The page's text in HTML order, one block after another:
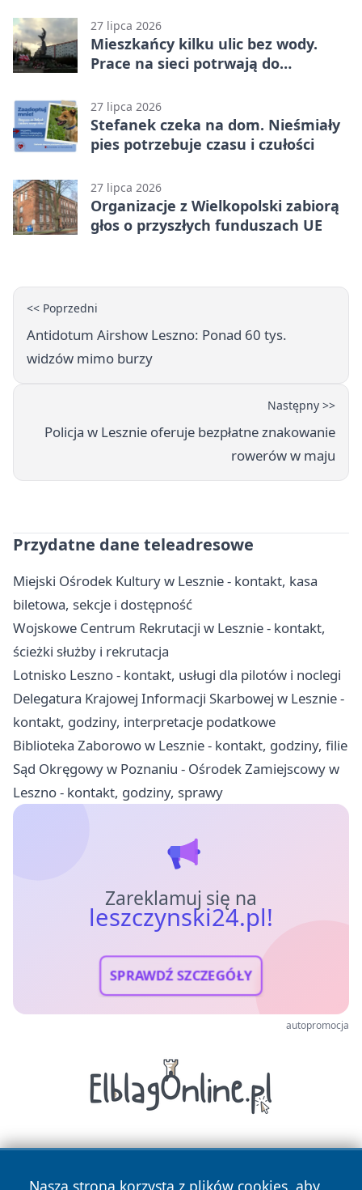
27 lipca 2026
Mieszkańcy kilku ulic bez wody.
Prace na sieci potrwają do
27 lipca 2026
Stefanek czeka na dom. Nieśmiały
pies potrzebuje czasu i czułości
27 lipca 2026
Organizacje z Wielkopolski zabiorą
głos o przyszłych funduszach UE
<< Poprzedni
Antidotum Airshow Leszno: Ponad 60 tys.
widzów mimo burzy
Następny >>
Policja w Lesznie oferuje bezpłatne znakowanie
rowerów w maju
Przydatne dane teleadresowe
Miejski Ośrodek Kultury w Lesznie - kontakt, kasa
biletowa, sekcje i dostępność
Wojskowe Centrum Rekrutacji w Lesznie - kontakt,
ścieżki służby i rekrutacja
Lotnisko Leszno - kontakt, usługi dla pilotów i noclegi
Delegatura Krajowej Informacji Skarbowej w Lesznie -
kontakt, godziny, interpretacje podatkowe
Biblioteka Zaborowo w Lesznie - kontakt, godziny, filie
Sąd Okręgowy w Poznaniu - Ośrodek Zamiejscowy w
Leszno - kontakt, godziny, sprawy
Zareklamuj się na
leszczynski24.pl!
SPRAWDŹ SZCZEGÓŁY
autopromocja
Nasza strona korzysta z plików cookies, aby